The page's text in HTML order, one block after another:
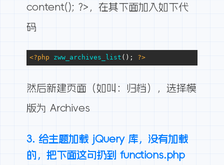
content(); ?>，在其下面加入如下代
码
<?php zww_archives_list (); ?>
然后新建页面（如叫：归档），选择模
版为 Archives
3. 给主题加载 jQuery 库，没有加载
的，把下面这句扔到 functions.php